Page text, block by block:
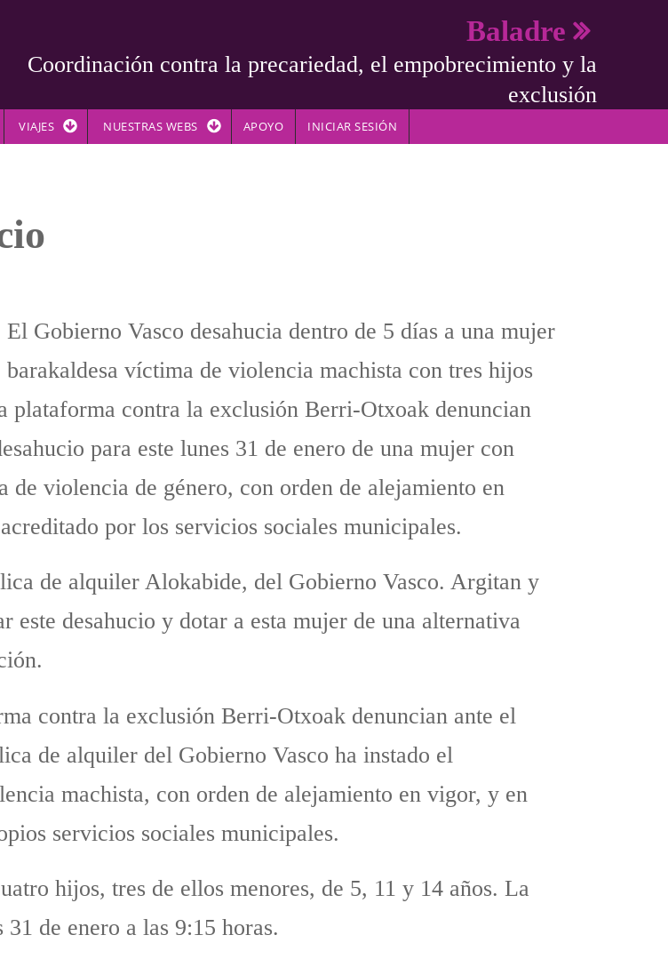
Baladre
Coordinación contra la precariedad, el empobrecimiento y la
exclusión
VIAJES NUESTRAS WEBS APOYO INICIAR SESIÓN
El Gobierno Vasco desahucia dentro de 5 días a una mujer
barakaldesa víctima de violencia machista con tres hijos
plataforma contra la exclusión Berri-Otxoak denuncian
para este lunes 31 de enero de una mujer con
violencia de género, con orden de alejamiento en
por los servicios sociales municipales.
de alquiler Alokabide, del Gobierno Vasco. Argitan y
desahucio y dotar a esta mujer de una alternativa
contra la exclusión Berri-Otxoak denuncian ante el
de alquiler del Gobierno Vasco ha instado el
machista, con orden de alejamiento en vigor, y en
servicios sociales municipales.
hijos, tres de ellos menores, de 5, 11 y 14 años. La
de enero a las 9:15 horas.